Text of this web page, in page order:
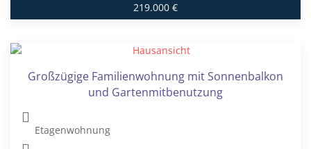
219.000 €
Großzügige Familienwohnung mit Sonnenbalkon
und Gartenmitbenutzung
Etagenwohnung